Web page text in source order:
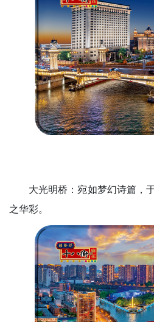
大光明桥：宛如梦幻诗篇，
之华彩。